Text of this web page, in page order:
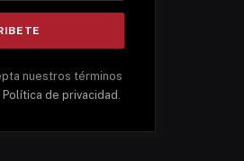
nuestros términos
Política de privacidad